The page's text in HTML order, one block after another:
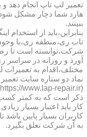
هارد شما دچار مشکل شود
ببینند.
بنابراین،باید از استخدام
تاب ری،منطقه ری،با
شرکت،توانسته است تا
آورد و روزانه در
مختلف،اقدام به تعمیرات
نماد دو ستاره سایت
ذکر است که به کمتر
کار باید اعتبار بسیار
کاربران بسیار پایین
به آن شرکت تعلق بگیرد.